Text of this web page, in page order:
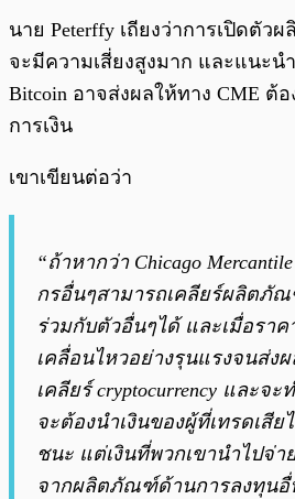
นาย Peterffy เถียงว่าการเปิดตั
จะมีความเสี่ยงสูงมาก และแนะน
Bitcoin อาจส่งผลให้ทาง CME ต้
การเงิน
เขาเขียนต่อว่า
“ถ้าหากว่า Chicago
กรอื่นๆสามารถเคลียร์ผลิตภัณ
ร่วมกับตัวอื่นๆได้ และเมื่อรา
เคลื่อนไหวอย่างรุนแรงจนส่ง
เคลียร์ cryptocurrency และจ
จะต้องนำเงินของผู้ที่เทรดเสี
ชนะ แต่เงินที่พวกเขานำไปจ่า
จากผลิตภัณฑ์ด้านการลงทุนอื่